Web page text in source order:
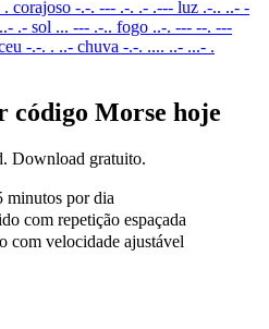
. corajoso -.-. --- .-. .- .--- luz .-.. ..- -
.- sol ... --- .-.. fogo ..-. --- --. ---
-.-. . ..- chuva -.-. .... ..- ...- .
código Morse hoje
Download gratuito.
minutos por dia
com repetição espaçada
com velocidade ajustável